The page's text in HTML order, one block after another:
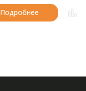
Подробнее